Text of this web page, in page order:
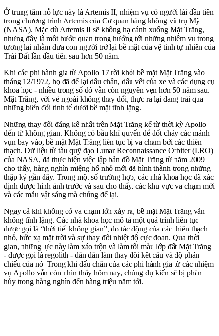
Ở trung tâm nỗ lực này là Artemis II, nhiệm vụ có người lái đầu tiên
trong chương trình Artemis của Cơ quan hàng không vũ trụ Mỹ
(NASA). Mặc dù Artemis II sẽ không hạ cánh xuống Mặt Trăng,
nhưng đây là một bước quan trọng hướng tới những nhiệm vụ trong
tương lai nhằm đưa con người trở lại bề mặt của vệ tinh tự nhiên của
Trái Đất lần đầu tiên sau hơn 50 năm.
Khi các phi hành gia từ Apollo 17 rời khỏi bề mặt Mặt Trăng vào
tháng 12/1972, họ đã để lại dấu chân, dấu vết của xe và các dụng cụ
khoa học - nhiều trong số đó vẫn còn nguyên vẹn hơn 50 năm sau.
Mặt Trăng, với vẻ ngoài không thay đổi, thực ra lại đang trải qua
những biến đổi tinh tế dưới bề mặt tĩnh lặng.
Những thay đổi đáng kể nhất trên Mặt Trăng kể từ thời kỳ Apollo
đến từ không gian. Không có bầu khí quyển để đốt cháy các mảnh
vụn bay vào, bề mặt Mặt Trăng liên tục bị va chạm bởi các thiên
thạch. Dữ liệu từ tàu quỹ đạo Lunar Reconnaissance Orbiter (LRO)
của NASA, đã thực hiện việc lập bản đồ Mặt Trăng từ năm 2009
cho thấy, hàng nghìn miệng hố nhỏ mới đã hình thành trong những
thập kỷ gần đây. Trong một số trường hợp, các nhà khoa học đã xác
định được hình ảnh trước và sau cho thấy, các khu vực va chạm mới
và các mẫu vật sáng mà chúng để lại.
Ngay cả khi không có va chạm lớn xảy ra, bề mặt Mặt Trăng vẫn
không tĩnh lặng. Các nhà khoa học mô tả một quá trình liên tục
được gọi là “thời tiết không gian”, do tác động của các thiên thạch
nhỏ, bức xạ mặt trời và sự thay đổi nhiệt độ cực đoan. Qua thời
gian, những lực này làm xáo trộn và làm tối màu lớp đất Mặt Trăng
- được gọi là regolith - dần dần làm thay đổi kết cấu và độ phản
chiếu của nó. Trong khi dấu chân của các phi hành gia từ các nhiệm
vụ Apollo vẫn còn nhìn thấy hôm nay, chúng dự kiến sẽ bị phân
hủy trong hàng nghìn đến hàng triệu năm tới.